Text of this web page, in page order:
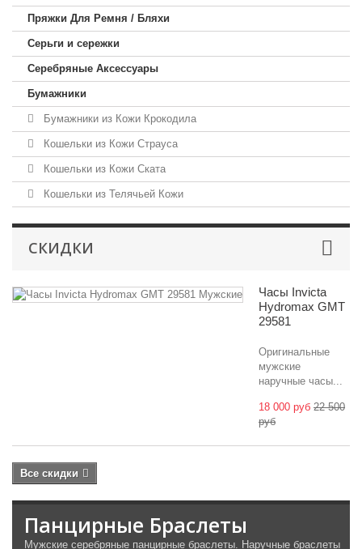
Пряжки Для Ремня / Бляхи
Серьги и сережки
Серебряные Аксессуары
Бумажники
Бумажники из Кожи Крокодила
Кошельки из Кожи Страуса
Кошельки из Кожи Ската
Кошельки из Телячьей Кожи
СКИДКИ
Часы Invicta
Hydromax GMT
29581
Оригинальные
мужские
наручные часы...
18 000 руб 22 500
руб
Все скидки
Панцирные Браслеты
Мужские серебряные панцирные браслеты. Наручные браслеты